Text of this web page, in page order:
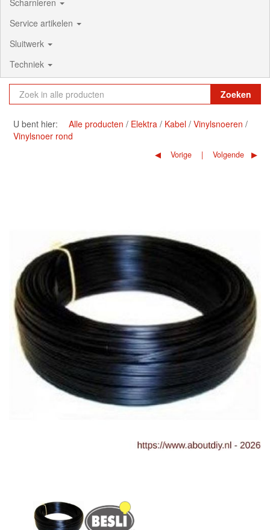
Service artikelen
Sluitwerk
Techniek
Zoeken
U bent hier: Alle producten Elektra Kabel Vinylsnoeren
Vinylsnoer rond
Vorige Volgende